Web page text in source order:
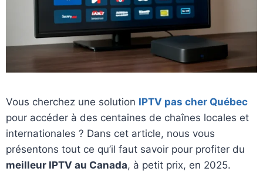
Vous cherchez une solution IPTV pas cher Québec
pour accéder à des centaines de chaînes locales et
internationales ? Dans cet article, nous vous
présentons tout ce qu’il faut savoir pour profiter du
meilleur IPTV au Canada, à petit prix, en 2025.